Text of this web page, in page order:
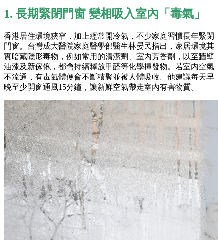
1. 長期緊閉門窗 變相吸入室內「毒氣」
香港居住環境狹窄，加上經常開冷氣，不少家庭習慣長年緊閉
門窗。台灣成大醫院家庭醫學部醫生林晏民指出，家居環境其
實暗藏隱形毒物，例如常用的清潔劑、室內芳香劑，以至牆壁
油漆及新傢俬，都會持續釋放甲醛等化學揮發物。若室內空氣
不流通，有毒氣體便會不斷積聚並被人體吸收。他建議每天早
晚至少開窗通風15分鐘，讓新鮮空氣帶走室內有害物質。